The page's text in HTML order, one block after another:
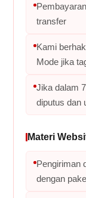
transfer
Kami
Mode jika
Jika dalam
diputus dan
Materi
Pengiriman
dengan